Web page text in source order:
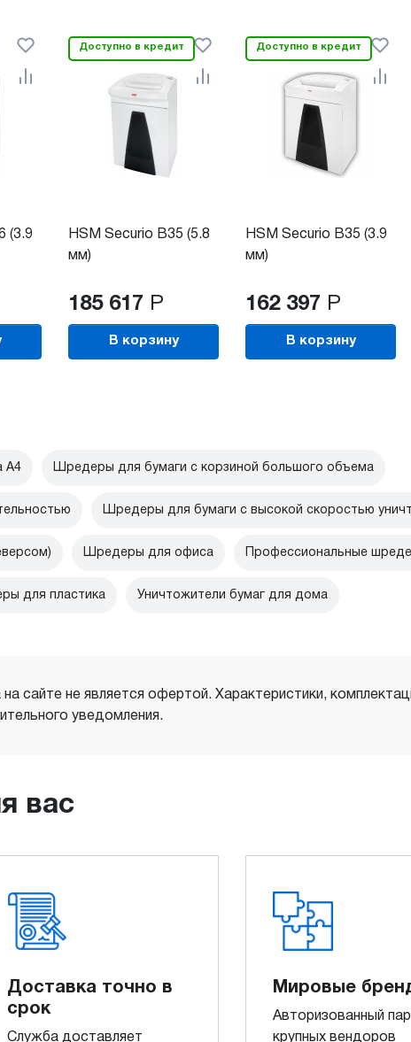
(3.9
Доступно в кредит
HSM Securio B35 (5.8
мм)
185 617 Р
В корзину
Доступно в кредит
HSM Securio B35 (3.9
мм)
162 397 Р
В корзину
А4 Шредеры для бумаги с корзиной большого объема
Шредеры для бумаги с высокой скоростью
Шредеры для офиса Профессиональные
для пластика Уничтожители бумаг для дома
сайте не является офертой. Характеристики,
уведомления.
вас
Доставка точно в
срок
Служба доставляет
Мировые
Авторизованный
крупных вендоров